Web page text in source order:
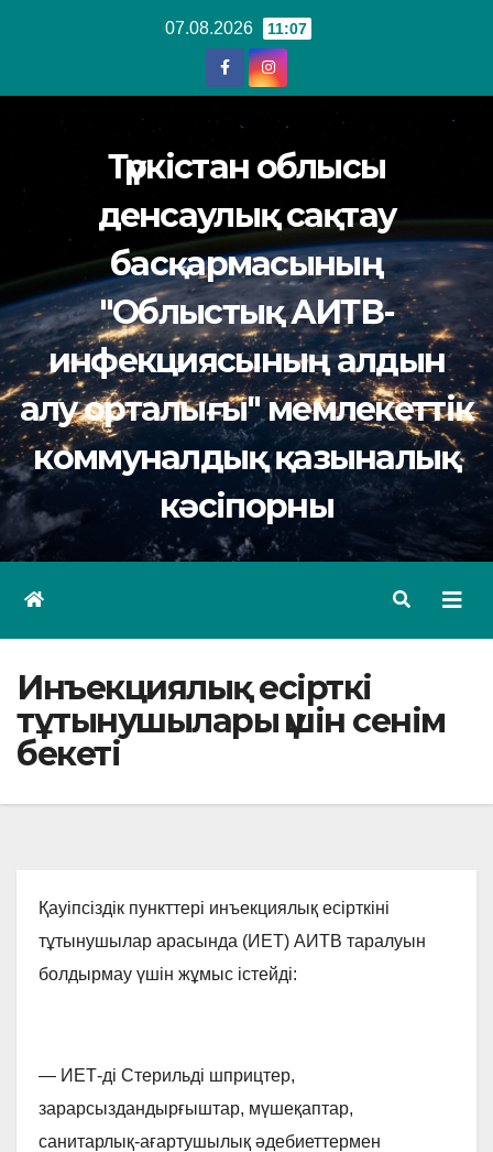
07.08.2026 11:07
Түркістан облысы
денсаулық сақтау
басқармасының
"Облыстық АИТВ-
инфекциясының алдын
алу орталығы" мемлекеттік
коммуналдық қазыналық
кәсіпорны
Инъекциялық есірткі
тұтынушылары үшін сенім
бекеті
Қауіпсіздік пункттері инъекциялық есірткіні
тұтынушылар арасында (ИЕТ) АИТВ таралуын
болдырмау үшін жұмыс істейді:
— ИЕТ-ді Стерильді шприцтер,
зарарсыздандырғыштар, мүшеқаптар,
санитарлық-ағартушылық әдебиеттермен